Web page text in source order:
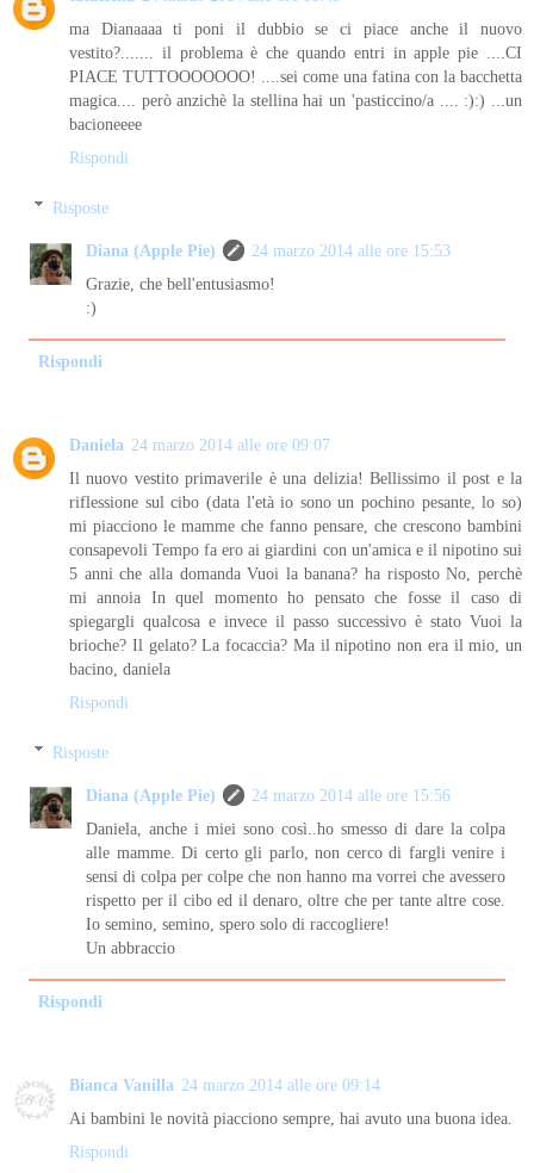
ma Dianaaaa ti poni il dubbio se ci piace anche il nuovo
vestito?....... il problema è che quando entri in apple pie ....CI
PIACE TUTTOOOOOOO! ....sei come una fatina con la bacchetta
magica.... però anzichè la stellina hai un 'pasticcino/a .... :):) ...un
bacioneeee
Rispondi
Risposte
Diana (Apple Pie)
24 marzo 2014 alle ore 15:53
Grazie, che bell'entusiasmo!
:)
Rispondi
Daniela 24 marzo 2014 alle ore 09:07
Il nuovo vestito primaverile è una delizia! Bellissimo il post e la
riflessione sul cibo (data l'età io sono un pochino pesante, lo so)
mi piacciono le mamme che fanno pensare, che crescono bambini
consapevoli Tempo fa ero ai giardini con un'amica e il nipotino sui
5 anni che alla domanda Vuoi la banana? ha risposto No, perchè
mi annoia In quel momento ho pensato che fosse il caso di
spiegargli qualcosa e invece il passo successivo è stato Vuoi la
brioche? Il gelato? La focaccia? Ma il nipotino non era il mio, un
bacino, daniela
Rispondi
Risposte
Diana (Apple Pie)
24 marzo 2014 alle ore 15:56
Daniela, anche i miei sono così..ho smesso di dare la colpa
alle mamme. Di certo gli parlo, non cerco di fargli venire i
sensi di colpa per colpe che non hanno ma vorrei che avessero
rispetto per il cibo ed il denaro, oltre che per tante altre cose.
Io semino, semino, spero solo di raccogliere!
Un abbraccio
Rispondi
Bianca Vanilla 24 marzo 2014 alle ore 09:14
Ai bambini le novità piacciono sempre, hai avuto una buona idea.
Rispondi